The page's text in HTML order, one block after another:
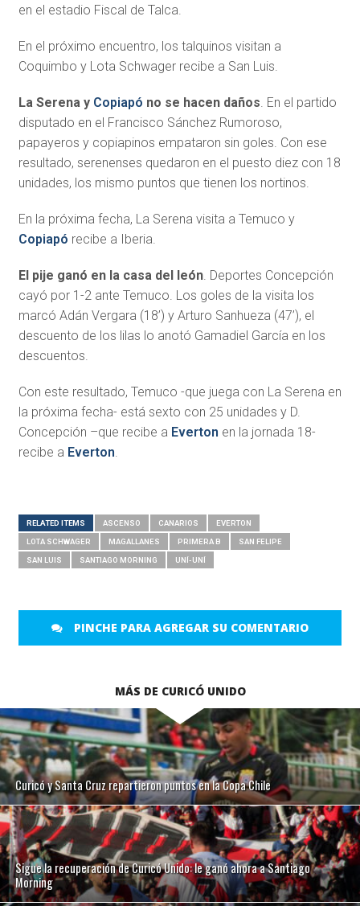
en el estadio Fiscal de Talca.
En el próximo encuentro, los talquinos visitan a
Coquimbo y Lota Schwager recibe a San Luis.
La Serena y Copiapó no se hacen daños . En el partido
disputado en el Francisco Sánchez Rumoroso,
papayeros y copiapinos empataron sin goles. Con ese
resultado, serenenses quedaron en el puesto diez con 18
unidades, los mismo puntos que tienen los nortinos.
En la próxima fecha, La Serena visita a Temuco y
Copiapó recibe a Iberia.
El pije ganó en la casa del león. Deportes Concepción
cayó por 1-2 ante Temuco. Los goles de la visita los
marcó Adán Vergara (18’) y Arturo Sanhueza (47’), el
descuento de los lilas lo anotó Gamadiel García en los
descuentos.
Con este resultado, Temuco -que juega con La Serena en
la próxima fecha- está sexto con 25 unidades y D.
Concepción –que recibe a Everton en la jornada 18-
recibe a Everton
RELATED ITEMS ASCENSO CANARIOS EVERTON
LOTA SCHWAGER MAGALLANES PRIMERA B SAN FELIPE
SAN LUIS SANTIAGO MORNING UNÍ-UNÍ
PINCHE PARA AGREGAR SU COMENTARIO
MÁS DE CURICÓ UNIDO
Curicó y Santa Cruz repartieron puntos en la Copa Chile
Sigue la recuperación de Curicó Unido: le ganó ahora a Santiago
Morning